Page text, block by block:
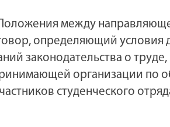
Положения между
определяющий условия
законодательства о
организации по
студенческого